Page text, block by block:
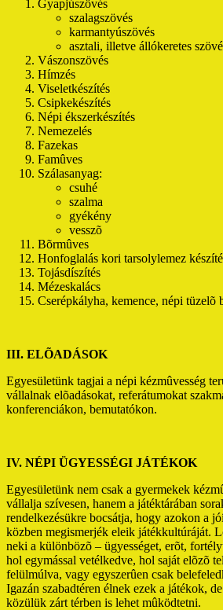
Gyapjúszövés
szalagszövés
karmantyúszövés
asztali, illetve állókeretes
Vászonszövés
Hímzés
Viseletkészítés
Csipkekészítés
Népi ékszerkészítés
Nemezelés
Fazekas
Famûves
Szálasanyag:
csuhé
szalma
gyékény
vesszõ
Bõrmûves
Honfoglalás kori tarsolylemez
Tojásdíszítés
Mézeskalács
Cserépkályha, kemence, népi tüzelõ
III. ELÕADÁSOK
Egyesületünk tagjai a népi kézmûvesség
vállalnak elõadásokat, referátumokat
konferenciákon, bemutatókon.
IV. NÉPI ÜGYESSÉGI JÁTÉKOK
Egyesületünk nem csak a gyermekek
vállalja szívesen, hanem a játéktárában
rendelkezésükre bocsátja, hogy azokon a
közben megismerjék eleik játékkultúráját.
neki a különbözõ – ügyességet, erõt,
hol egymással vetélkedve, hol saját elõzõ
felülmúlva, vagy egyszerûen csak
Igazán szabadtéren élnek ezek a játékok,
közülük zárt térben is lehet mûködtetni.